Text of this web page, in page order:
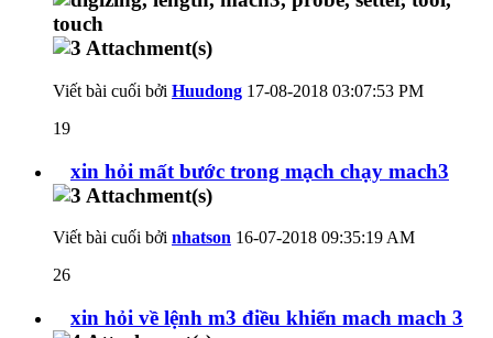
Viết bài cuối bởi Huudong 17-08-2018 03:07:53 PM
19
xin hỏi mất bước trong mạch chạy mach3
Viết bài cuối bởi nhatson 16-07-2018 09:35:19 AM
26
xin hỏi về lệnh m3 điều khiển mach mach 3